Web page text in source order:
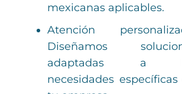
mexicanas aplicables.
Atención
Diseñamos
adaptadas a
necesidades específicas